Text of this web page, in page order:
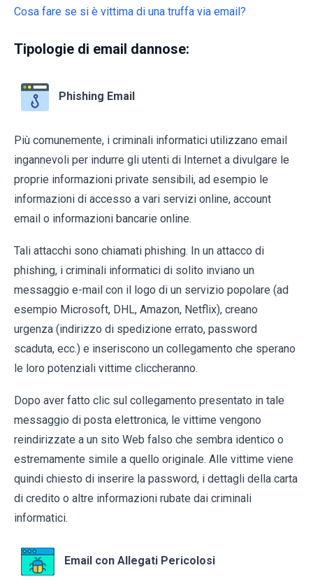
Cosa fare se si è vittima di una truffa via email?
Tipologie di email dannose:
Phishing Email
Più comunemente, i criminali informatici utilizzano email
ingannevoli per indurre gli utenti di Internet a divulgare le
proprie informazioni private sensibili, ad esempio le
informazioni di accesso a vari servizi online, account
email o informazioni bancarie online.
Tali attacchi sono chiamati phishing. In un attacco di
phishing, i criminali informatici di solito inviano un
messaggio e-mail con il logo di un servizio popolare (ad
esempio Microsoft, DHL, Amazon, Netflix), creano
urgenza (indirizzo di spedizione errato, password
scaduta, ecc.) e inseriscono un collegamento che sperano
le loro potenziali vittime cliccheranno.
Dopo aver fatto clic sul collegamento presentato in tale
messaggio di posta elettronica, le vittime vengono
reindirizzate a un sito Web falso che sembra identico o
estremamente simile a quello originale. Alle vittime viene
quindi chiesto di inserire la password, i dettagli della carta
di credito o altre informazioni rubate dai criminali
informatici.
Email con Allegati Pericolosi